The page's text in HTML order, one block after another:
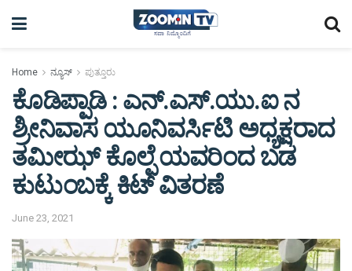
Home ನ್ಯೂಸ್ ಪುತ್ತೂರು
ಕೊಡಿಪ್ಪಾಡಿ : ಎನ್.ಎಸ್.ಯು.ಐ ನ
ಶ್ರೀನಿವಾಸ ಯೂನಿವರ್ಸಿಟಿ ಅಧ್ಯಕ್ಷರಾದ
ತಮೀಝ್ ಕೊಲ್ಪೆ ಯವರಿಂದ ಬಡ
ಕುಟುಂಬಕ್ಕೆ ಕಿಟ್ ವಿತರಣೆ
June 23, 2021